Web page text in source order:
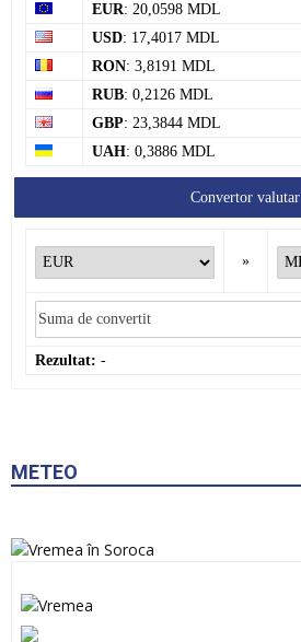
EUR: 20,0598 MDL
USD: 17,4017 MDL
RON: 3,8191 MDL
RUB: 0,2126 MDL
GBP: 23,3844 MDL
UAH: 0,3886 MDL
Convertor valutar
»
Rezultat: -
METEO